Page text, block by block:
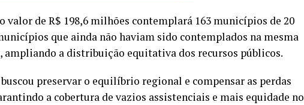
valor de R$ 198,6 milhões contemplará 163 municípios de 20
que ainda não haviam sido contemplados na mesma
a distribuição equitativa dos recursos públicos.
preservar o equilíbrio regional e compensar as perdas
a cobertura de vazios assistenciais e mais equidade no